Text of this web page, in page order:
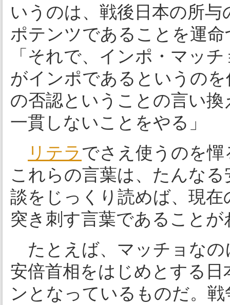
いうのは、戦後日本の所
ポテンツであることを運
「それで、インポ・マッ
がインポであるというの
の否認ということの言い
一貫しないことをやる」
リテラでさえ使うのを
これらの言葉は、たんな
談をじっくり読めば、現
突き刺す言葉であること
たとえば、マッチョなの
安倍首相をはじめとする
ンとなっているものだ。